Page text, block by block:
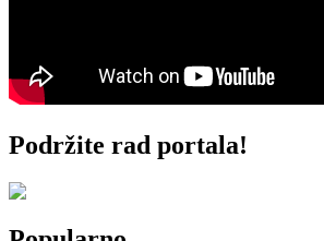
Podržite rad portala!